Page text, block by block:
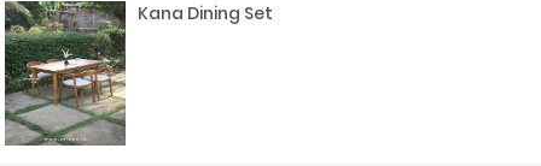
Kana Dining Set